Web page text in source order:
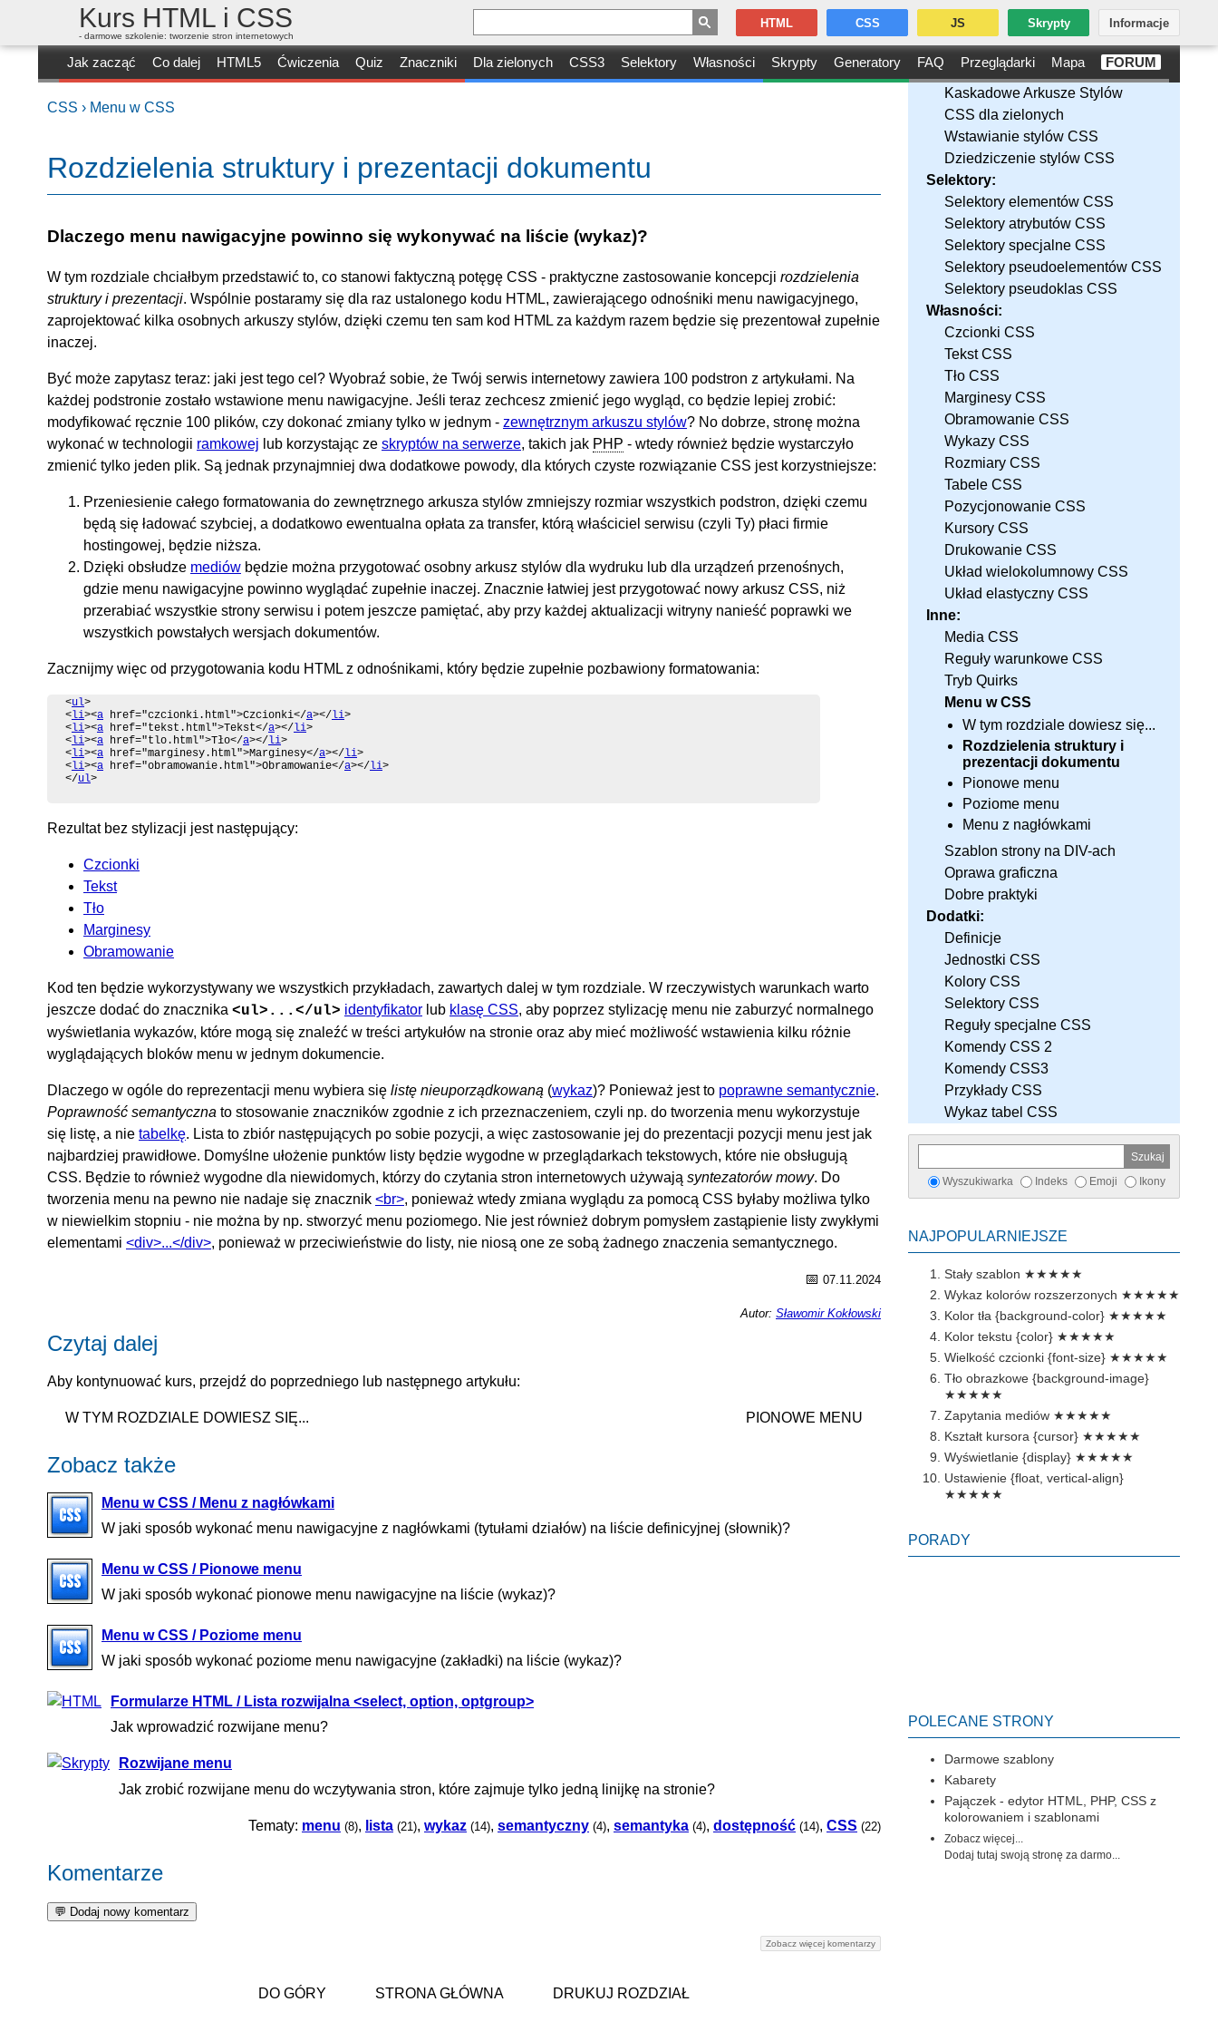
Kurs HTML i CSS
- darmowe szkolenie: tworzenie stron internetowych
Jak zacząć Co dalej HTML5 Ćwiczenia Quiz Znaczniki Dla zielonych CSS3 Selektory Własności Skrypty Generatory FAQ Przeglądarki Mapa FORUM
HTML CSS
Kaskadowe Arkusze Stylów
CSS dla zielonych
Wstawianie stylów CSS
Dziedziczenie stylów CSS
Selektory:
Selektory elementów CSS
Selektory atrybutów CSS
Selektory specjalne CSS
Selektory pseudoelementów CSS
Selektory pseudoklas CSS
Własności:
Czcionki CSS
Tekst CSS
Tło CSS
Marginesy CSS
Obramowanie CSS
Wykazy CSS
Rozmiary CSS
Tabele CSS
Pozycjonowanie CSS
Kursory CSS
Drukowanie CSS
Układ wielokolumnowy CSS
Układ elastyczny CSS
Inne:
Media CSS
Reguły warunkowe CSS
Tryb Quirks
Menu w CSS
W tym rozdziale dowiesz się...
Rozdzielenia struktury i
prezentacji dokumentu
Pionowe menu
Poziome menu
Menu z nagłówkami
Szablon strony na DIV-ach
Oprawa graficzna
Dobre praktyki
Dodatki:
Definicje
Jednostki CSS
Kolory CSS
Selektory CSS
Reguły specjalne CSS
Komendy CSS 2
Komendy CSS3
Przykłady CSS
Wykaz tabel CSS
JS Skrypty Informacje
Wyszukiwarka Indeks Emoji Ikony
NAJPOPULARNIEJSZE
Stały szablon ★★★★★
Wykaz kolorów rozszerzonych ★★★★★
Kolor tła {background-color} ★★★★★
Kolor tekstu {color} ★★★★★
Wielkość czcionki {font-size} ★★★★★
Tło obrazkowe {background-image}
★★★★★
Zapytania mediów ★★★★★
Kształt kursora {cursor} ★★★★★
Wyświetlanie {display} ★★★★★
Ustawienie {float, vertical-align}
★★★★★
PORADY
POLECANE STRONY
Darmowe szablony
Kabarety
Pajączek - edytor HTML, PHP, CSS z
kolorowaniem i szablonami
Zobacz więcej...
Dodaj tutaj swoją stronę za darmo...
CSS › Menu w CSS
Rozdzielenia struktury i prezentacji dokumentu
Dlaczego menu nawigacyjne powinno się wykonywać na liście (wykaz)?
W tym rozdziale chciałbym przedstawić to, co stanowi faktyczną potęgę CSS - praktyczne zastosowanie koncepcji rozdzielenia
struktury i prezentacji. Wspólnie postaramy się dla raz ustalonego kodu HTML, zawierającego odnośniki menu nawigacyjnego,
zaprojektować kilka osobnych arkuszy stylów, dzięki czemu ten sam kod HTML za każdym razem będzie się prezentował zupełnie
inaczej.
Być może zapytasz teraz: jaki jest tego cel? Wyobraź sobie, że Twój serwis internetowy zawiera 100 podstron z artykułami. Na
każdej podstronie zostało wstawione menu nawigacyjne. Jeśli teraz zechcesz zmienić jego wygląd, co będzie lepiej zrobić:
modyfikować ręcznie 100 plików, czy dokonać zmiany tylko w jednym - zewnętrznym arkuszu stylów? No dobrze, stronę można
wykonać w technologii ramkowej lub korzystając ze skryptów na serwerze, takich jak PHP - wtedy również będzie wystarczyło
zmienić tylko jeden plik. Są jednak przynajmniej dwa dodatkowe powody, dla których czyste rozwiązanie CSS jest korzystniejsze:
Przeniesienie całego formatowania do zewnętrznego arkusza stylów zmniejszy rozmiar wszystkich podstron, dzięki czemu
będą się ładować szybciej, a dodatkowo ewentualna opłata za transfer, którą właściciel serwisu (czyli Ty) płaci firmie
hostingowej, będzie niższa.
Dzięki obsłudze mediów będzie można przygotować osobny arkusz stylów dla wydruku lub dla urządzeń przenośnych,
gdzie menu nawigacyjne powinno wyglądać zupełnie inaczej. Znacznie łatwiej jest przygotować nowy arkusz CSS, niż
przerabiać wszystkie strony serwisu i potem jeszcze pamiętać, aby przy każdej aktualizacji witryny nanieść poprawki we
wszystkich powstałych wersjach dokumentów.
Zacznijmy więc od przygotowania kodu HTML z odnośnikami, który będzie zupełnie pozbawiony formatowania:
<ul>
<li><a href="czcionki.html">Czcionki</a></ li>
<li><a href="tekst.html">Tekst</a></ li>
<li><a href="tlo.html">Tło</a></ li>
<li><a href="marginesy.html">Marginesy</a></ li>
<li><a href="obramowanie.html">Obramowanie</a></ li>
</ul>
Rezultat bez stylizacji jest następujący:
Czcionki
Tekst
Tło
Marginesy
Obramowanie
Kod ten będzie wykorzystywany we wszystkich przykładach, zawartych dalej w tym rozdziale. W rzeczywistych warunkach warto
jeszcze dodać do znacznika <ul>...</ul> identyfikator lub klasę CSS, aby poprzez stylizację menu nie zaburzyć normalnego
wyświetlania wykazów, które mogą się znaleźć w treści artykułów na stronie oraz aby mieć możliwość wstawienia kilku różnie
wyglądających bloków menu w jednym dokumencie.
Dlaczego w ogóle do reprezentacji menu wybiera się listę nieuporządkowaną (wykaz)? Ponieważ jest to poprawne semantycznie.
Poprawność semantyczna to stosowanie znaczników zgodnie z ich przeznaczeniem, czyli np. do tworzenia menu wykorzystuje
się listę, a nie tabelkę. Lista to zbiór następujących po sobie pozycji, a więc zastosowanie jej do prezentacji pozycji menu jest jak
najbardziej prawidłowe. Domyślne ułożenie punktów listy będzie wygodne w przeglądarkach tekstowych, które nie obsługują
CSS. Będzie to również wygodne dla niewidomych, którzy do czytania stron internetowych używają syntezatorów mowy. Do
tworzenia menu na pewno nie nadaje się znacznik <br>, ponieważ wtedy zmiana wyglądu za pomocą CSS byłaby możliwa tylko
w niewielkim stopniu - nie można by np. stworzyć menu poziomego. Nie jest również dobrym pomysłem zastąpienie listy zwykłymi
elementami <div>...</div>, ponieważ w przeciwieństwie do listy, nie niosą one ze sobą żadnego znaczenia semantycznego.
📅 07.11.2024
Autor: Sławomir Kokłowski
Czytaj dalej
Aby kontynuować kurs, przejdź do poprzedniego lub następnego artykułu:
W TYM ROZDZIALE DOWIESZ SIĘ... PIONOWE MENU
Zobacz także
Menu w CSS / Menu z nagłówkami
W jaki sposób wykonać menu nawigacyjne z nagłówkami (tytułami działów) na liście definicyjnej (słownik)?
Menu w CSS / Pionowe menu
W jaki sposób wykonać pionowe menu nawigacyjne na liście (wykaz)?
Menu w CSS / Poziome menu
W jaki sposób wykonać poziome menu nawigacyjne (zakładki) na liście (wykaz)?
Formularze HTML / Lista rozwijalna <select, option, optgroup>
Jak wprowadzić rozwijane menu?
Rozwijane menu
Jak zrobić rozwijane menu do wczytywania stron, które zajmuje tylko jedną linijkę na stronie?
Tematy: menu (8), lista (21), wykaz (14), semantyczny (4), semantyka (4), dostępność (14), CSS (22)
Komentarze
Zobacz więcej komentarzy
DO GÓRY STRONA GŁÓWNA DRUKUJ ROZDZIAŁ